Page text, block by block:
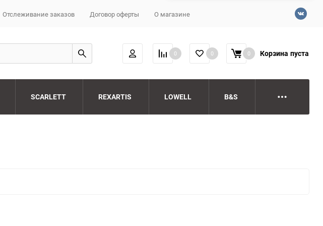
Отслеживание заказов Договор оферты О магазине
0 0 0 Корзина пуста
SCARLETT REXARTIS LOWELL B&S